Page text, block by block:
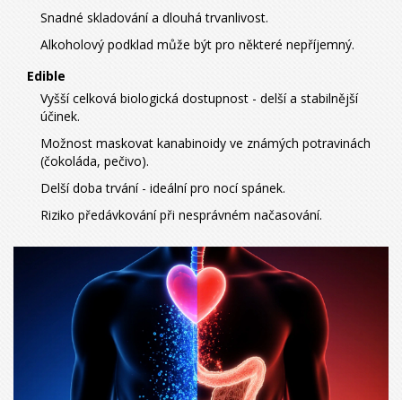
Snadné skladování a dlouhá trvanlivost.
Alkoholový podklad může být pro některé nepříjemný.
Edible
Vyšší celková biologická dostupnost - delší a stabilnější
účinek.
Možnost maskovat kanabinoidy ve známých potravinách
(čokoláda, pečivo).
Delší doba trvání - ideální pro nocí spánek.
Riziko předávkování při nesprávném načasování.